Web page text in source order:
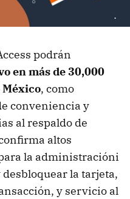
podrán
en más de 30,000
, como
conveniencia y
al respaldo de
altos
la administracióni
la tarjeta,
y servicio al